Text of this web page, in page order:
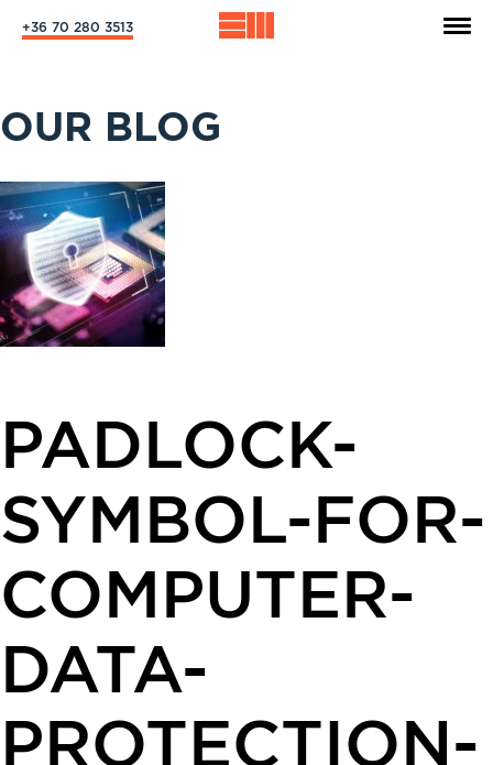
+36 70 280 3513
OUR BLOG
PADLOCK-
SYMBOL-FOR-
COMPUTER-
DATA-
PROTECTION-